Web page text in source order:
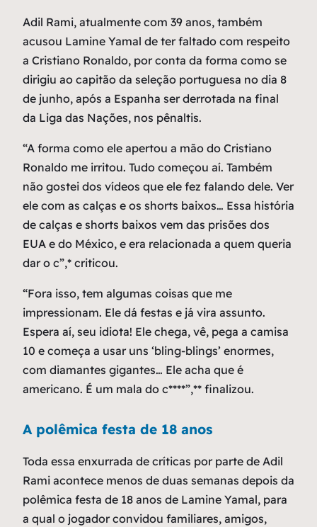
Adil Rami, atualmente com 39 anos, também
acusou Lamine Yamal de ter faltado com respeito
a Cristiano Ronaldo, por conta da forma como se
dirigiu ao capitão da seleção portuguesa no dia 8
de junho, após a Espanha ser derrotada na final
da Liga das Nações, nos pênaltis.
“A forma como ele apertou a mão do Cristiano
Ronaldo me irritou. Tudo começou aí. Também
não gostei dos vídeos que ele fez falando dele. Ver
ele com as calças e os shorts baixos… Essa história
de calças e shorts baixos vem das prisões dos
EUA e do México, e era relacionada a quem queria
dar o c”,* criticou.
“Fora isso, tem algumas coisas que me
impressionam. Ele dá festas e já vira assunto.
Espera aí, seu idiota! Ele chega, vê, pega a camisa
10 e começa a usar uns ‘bling-blings’ enormes,
com diamantes gigantes… Ele acha que é
americano. É um mala do c****”,** finalizou.
A polêmica festa de 18 anos
Toda essa enxurrada de críticas por parte de Adil
Rami acontece menos de duas semanas depois da
polêmica festa de 18 anos de Lamine Yamal, para
a qual o jogador convidou familiares, amigos,